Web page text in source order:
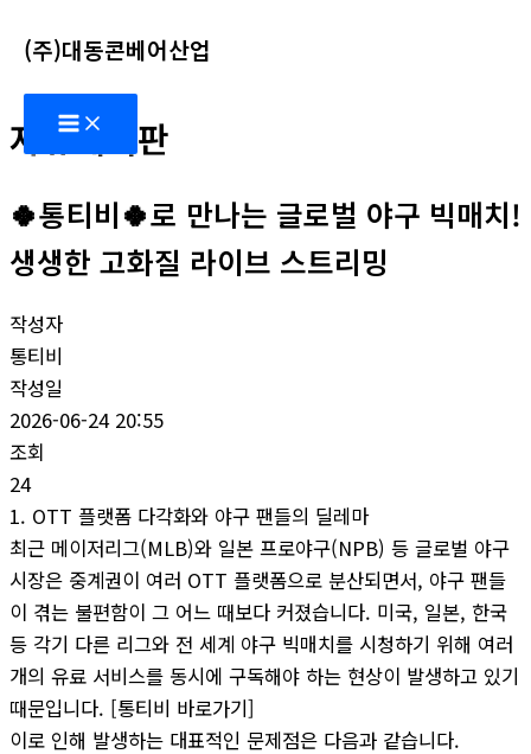
텐
츠
로
건
뛰
기
(주)대동콘베어산업
Main
Menu
자유게시판
🍀통티비🍀로 만나는 글로벌 야구 빅매치!
생생한 고화질 라이브 스트리밍
작성자
통티비
작성일
2026-06-24 20:55
조회
24
1. OTT 플랫폼 다각화와 야구 팬들의 딜레마
최근 메이저리그(MLB)와 일본 프로야구(NPB) 등 글로벌 야구
시장은 중계권이 여러 OTT 플랫폼으로 분산되면서, 야구 팬들
이 겪는 불편함이 그 어느 때보다 커졌습니다. 미국, 일본, 한국
등 각기 다른 리그와 전 세계 야구 빅매치를 시청하기 위해 여러
개의 유료 서비스를 동시에 구독해야 하는 현상이 발생하고 있기
때문입니다. [통티비 바로가기]
이로 인해 발생하는 대표적인 문제점은 다음과 같습니다.